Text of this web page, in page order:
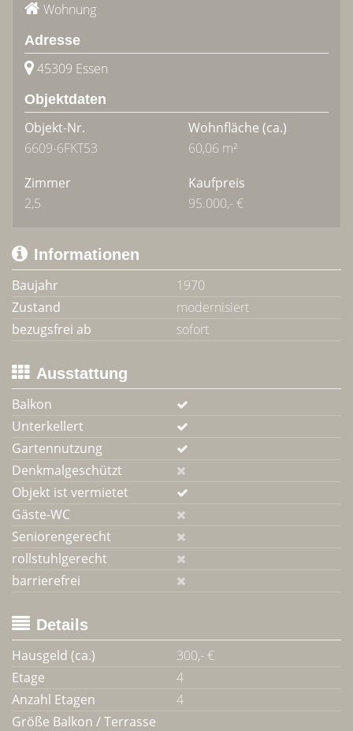
Wohnung
Adresse
45309 Essen
Objektdaten
Objekt-Nr.
6609-6FKT53
Wohnfläche (ca.)
60,06 m²
Zimmer
2,5
Kaufpreis
95.000,- €
Informationen
Baujahr
1970
Zustand
modernisiert
bezugsfrei ab
sofort
Ausstattung
Balkon
Unterkellert
Gartennutzung
Denkmalgeschützt
Objekt ist vermietet
Gäste-WC
Seniorengerecht
rollstuhlgerecht
barrierefrei
Details
Hausgeld (ca.)
300,- €
Etage
4
Anzahl Etagen
4
Größe Balkon / Terrasse